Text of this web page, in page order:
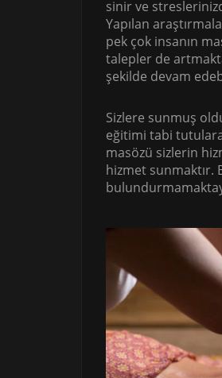
sinir ve
Yapılan
pek çok insanın
talepler de
şekilde devam
Sizlere sunmuş
eğitimi tabi
masözü sizlerin
hizmet